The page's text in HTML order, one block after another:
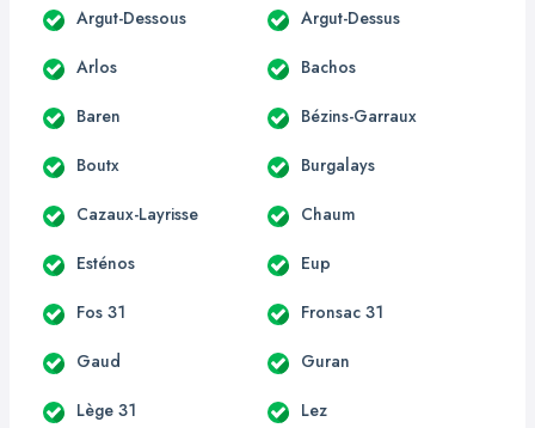
Argut-Dessous Argut-Dessus
Arlos Bachos
Baren Bézins-Garraux
Boutx Burgalays
Cazaux-Layrisse Chaum
Esténos Eup
Fos 31 Fronsac 31
Gaud Guran
Lège 31 Lez